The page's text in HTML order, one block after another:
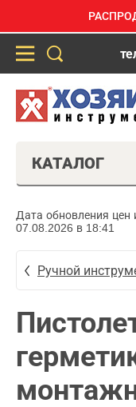
КАТАЛОГ
Дата обновления цен
07.08.2026 в 18:41
Ручной